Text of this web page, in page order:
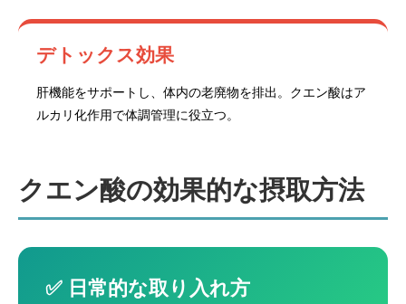
デトックス効果
肝機能をサポートし、体内の老廃物を排出。クエン酸はア
ルカリ化作用で体調管理に役立つ。
クエン酸の効果的な摂取方法
✅ 日常的な取り入れ方